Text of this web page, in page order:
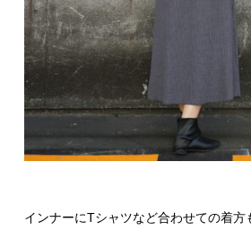
インナーにTシャツなど合わせての着方